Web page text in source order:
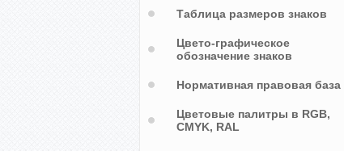
Таблица размеров знаков
Цвето-графическое
обозначение знаков
Нормативная правовая база
Цветовые палитры в RGB,
CMYK, RAL